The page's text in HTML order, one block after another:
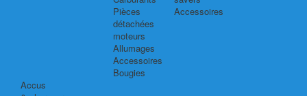
Pièces
détachées
moteurs
Allumages
Accessoires
Bougies
Accessoires
Accus